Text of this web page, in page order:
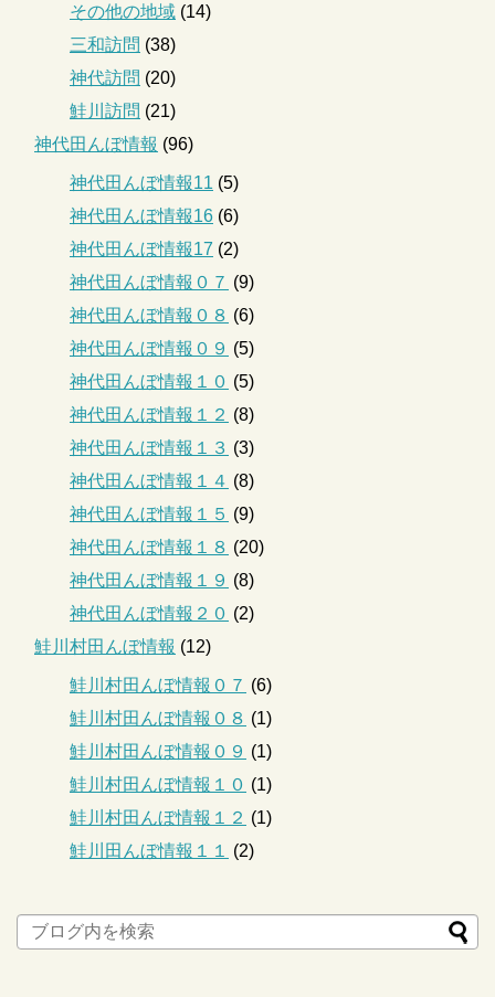
その他の地域 (14)
三和訪問 (38)
神代訪問 (20)
鮭川訪問 (21)
神代田んぼ情報 (96)
神代田んぼ情報11 (5)
神代田んぼ情報16 (6)
神代田んぼ情報17 (2)
神代田んぼ情報０７ (9)
神代田んぼ情報０８ (6)
神代田んぼ情報０９ (5)
神代田んぼ情報１０ (5)
神代田んぼ情報１２ (8)
神代田んぼ情報１３ (3)
神代田んぼ情報１４ (8)
神代田んぼ情報１５ (9)
神代田んぼ情報１８ (20)
神代田んぼ情報１９ (8)
神代田んぼ情報２０ (2)
鮭川村田んぼ情報 (12)
鮭川村田んぼ情報０７ (6)
鮭川村田んぼ情報０８ (1)
鮭川村田んぼ情報０９ (1)
鮭川村田んぼ情報１０ (1)
鮭川村田んぼ情報１２ (1)
鮭川田んぼ情報１１
(2)